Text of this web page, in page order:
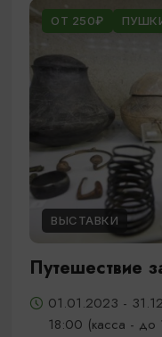
ОТ 250₽
ВЫСТАВКИ
Путешествие
01.01.2023 -
18:00 (касса - до